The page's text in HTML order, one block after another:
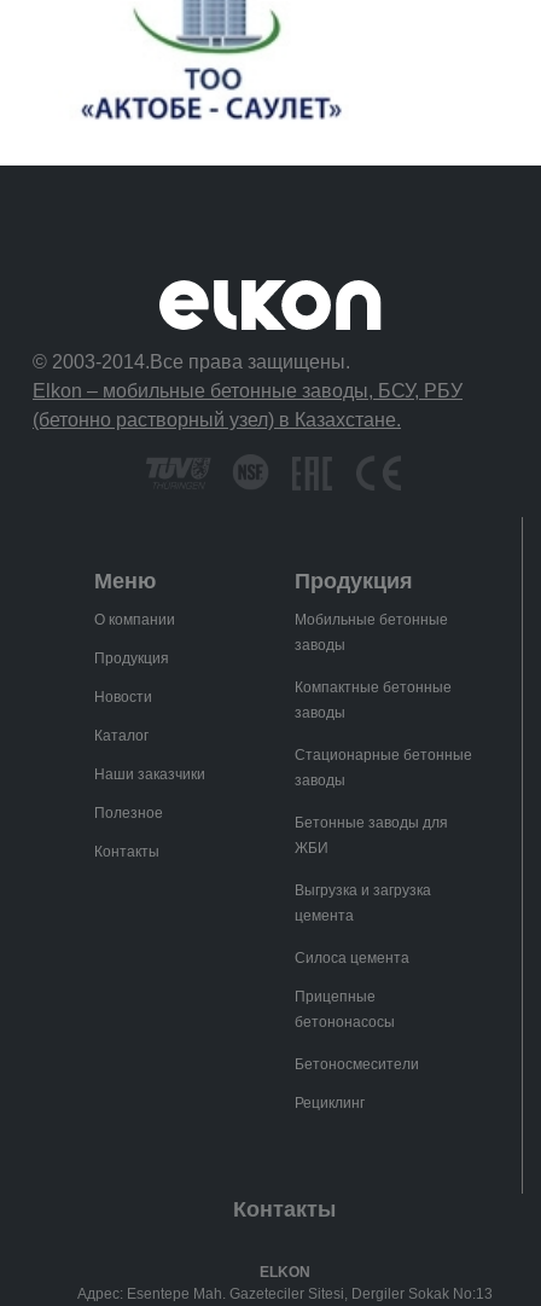
© 2003-2014.Все права защищены.
Elkon – мобильные бетонные заводы, БСУ, РБУ
(бетонно растворный узел) в Казахстане.
Меню
О компании
Продукция
Новости
Каталог
Наши заказчики
Полезное
Контакты
Продукция
Мобильные бетонные
заводы
Компактные бетонные
заводы
Стационарные бетонные
заводы
Бетонные заводы для
ЖБИ
Выгрузка и загрузка
цемента
Силоса цемента
Прицепные
бетононасосы
Бетоносмесители
Рециклинг
Контакты
ELKON
Адрес: Esentepe Mah. Gazeteciler Sitesi, Dergiler Sokak No:13